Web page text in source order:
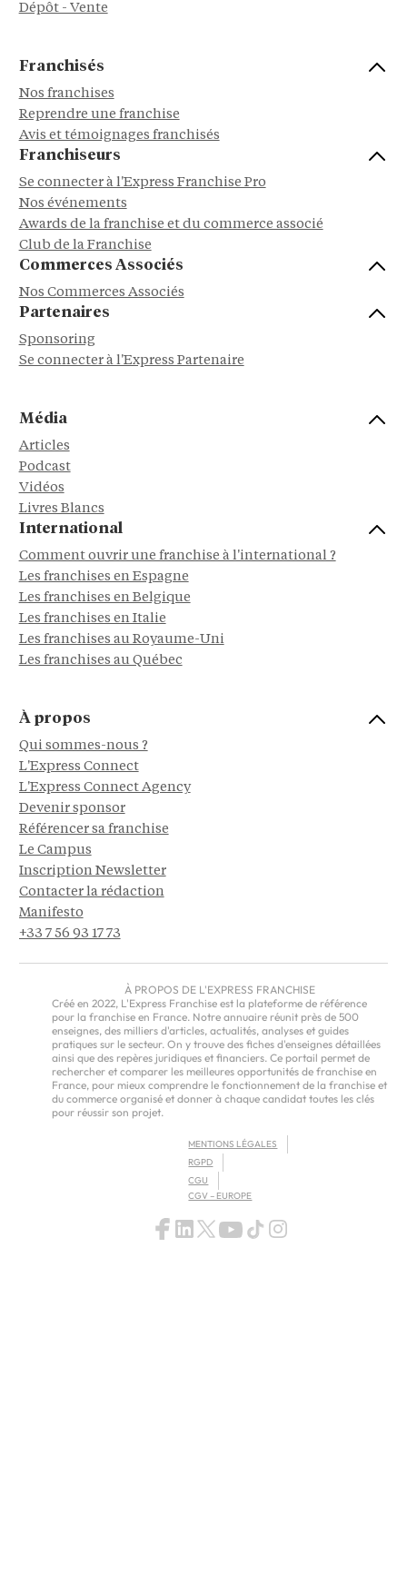
Dépôt - Vente
Franchisés
Nos franchises
Reprendre une franchise
Avis et témoignages franchisés
Franchiseurs
Se connecter à l'Express Franchise Pro
Nos événements
Awards de la franchise et du commerce associé
Club de la Franchise
Commerces Associés
Nos Commerces Associés
Partenaires
Sponsoring
Se connecter à l'Express Partenaire
Média
Articles
Podcast
Vidéos
Livres Blancs
International
Comment ouvrir une franchise à l'international ?
Les franchises en Espagne
Les franchises en Belgique
Les franchises en Italie
Les franchises au Royaume-Uni
Les franchises au Québec
À propos
Qui sommes-nous ?
L'Express Connect
L'Express Connect Agency
Devenir sponsor
Référencer sa franchise
Le Campus
Inscription Newsletter
Contacter la rédaction
Manifesto
+33 7 56 93 17 73
À PROPOS DE L'EXPRESS FRANCHISE
Créé en 2022, L'Express Franchise est la plateforme de référence
pour la franchise en France. Notre annuaire réunit près de 500
enseignes, des milliers d'articles, actualités, analyses et guides
pratiques sur le secteur. On y trouve des fiches d'enseignes détaillées
ainsi que des repères juridiques et financiers. Ce portail permet de
rechercher et comparer les meilleures opportunités de franchise en
France, pour mieux comprendre le fonctionnement de la franchise et
du commerce organisé et donner à chaque candidat toutes les clés
pour réussir son projet.
MENTIONS LÉGALES
RGPD
CGU
CGV – EUROPE